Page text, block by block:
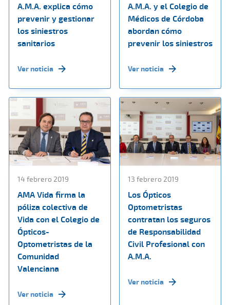
A.M.A. explica cómo
prevenir y gestionar
los siniestros
sanitarios
Ver noticia
A.M.A. y el Colegio de
Médicos de Córdoba
abordan cómo
prevenir los siniestros
Ver noticia
14 febrero 2019
AMA Vida firma la
póliza colectiva de
Vida con el Colegio de
Ópticos-
Optometristas de la
Comunidad
Valenciana
Ver noticia
13 febrero 2019
Los Ópticos
Optometristas
contratan los seguros
de Responsabilidad
Civil Profesional con
A.M.A.
Ver noticia